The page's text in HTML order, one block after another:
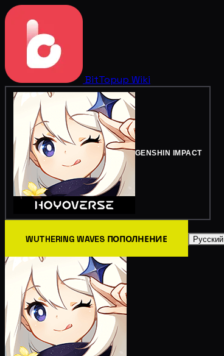
BitTopup Wiki
GENSHIN IMPACT
WUTHERING WAVES ПОПОЛНЕНИЕ Русский